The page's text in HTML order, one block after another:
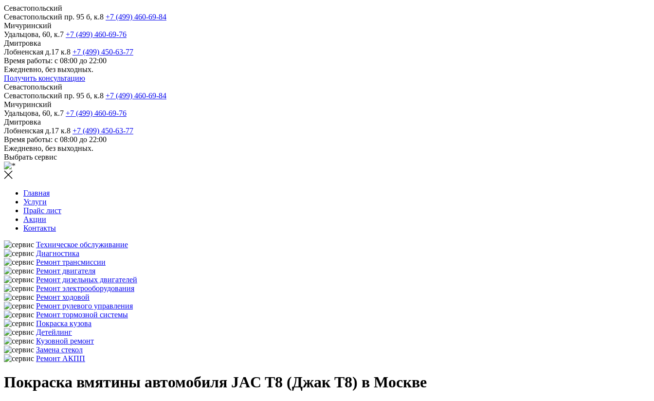
Севастопольский
Севастопольский пр. 95 б, к.8 +7 (499) 460-69-84
Мичуринский
Удальцова, 60, к.7 +7 (499) 460-69-76
Дмитровка
Лобненская д.17 к.8 +7 (499) 450-63-77
Время работы: с 08:00 до 22:00
Ежедневно, без выходных.
Получить консультацию
Севастопольский
Севастопольский пр. 95 б, к.8 +7 (499) 460-69-84
Мичуринский
Удальцова, 60, к.7 +7 (499) 460-69-76
Дмитровка
Лобненская д.17 к.8 +7 (499) 450-63-77
Время работы: с 08:00 до 22:00
Ежедневно, без выходных.
Выбрать сервис
Главная
Услуги
Прайс лист
Акции
Контакты
Техническое обслуживание
Диагностика
Ремонт трансмиссии
Ремонт двигателя
Ремонт дизельных двигателей
Ремонт электрооборудования
Ремонт ходовой
Ремонт рулевого управления
Ремонт тормозной системы
Покраска кузова
Детейлинг
Кузовной ремонт
Замена стекол
Ремонт АКПП
Покраска вмятины автомобиля JAC T8 (Джак Т8) в Москве